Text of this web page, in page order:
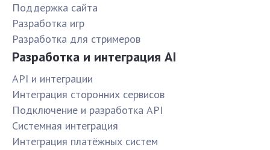
Поддержка сайта
Разработка игр
Разработка для стримеров
Разработка и интеграция AI
API и интеграции
Интеграция сторонних сервисов
Подключение и разработка API
Системная интеграция
Интеграция платёжных систем